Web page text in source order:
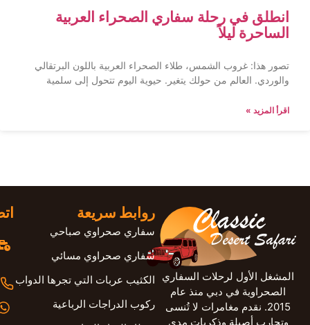
انطلق في رحلة سفاري الصحراء العربية
الساحرة ليلاً
تصور هذا: غروب الشمس، طلاء الصحراء العربية باللون البرتقالي
والوردي. العالم من حولك يتغير. حيوية اليوم تتحول إلى سلمية
اقرأ المزيد »
المشغل الأول لرحلات السفاري
الصحراوية في دبي منذ عام
2015. نقدم مغامرات لا تُنسى
وتجارب أصيلة وذكريات مدى
روابط سريعة
سفاري صحراوي صباحي
سفاري صحراوي مسائي
الكثيب عربات التي تجرها الدواب
ركوب الدراجات الرباعية